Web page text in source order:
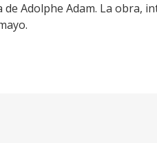
de Adolphe Adam. La obra,